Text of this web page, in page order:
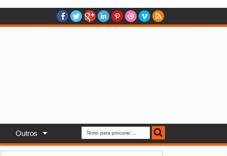
Outros